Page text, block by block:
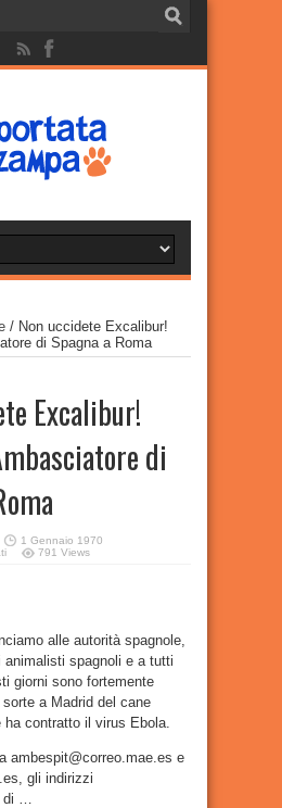
/ Non uccidete Excalibur!
di Spagna a Roma
Excalibur!
di
1 Gennaio 1970
su
Spagna
a
Roma
791 Views
alle autorità spagnole,
animalisti spagnoli e a tutti
giorni sono fortemente
a Madrid del cane
ha contratto il virus Ebola.
ambespit@correo.mae.es e
gli indirizzi
di …